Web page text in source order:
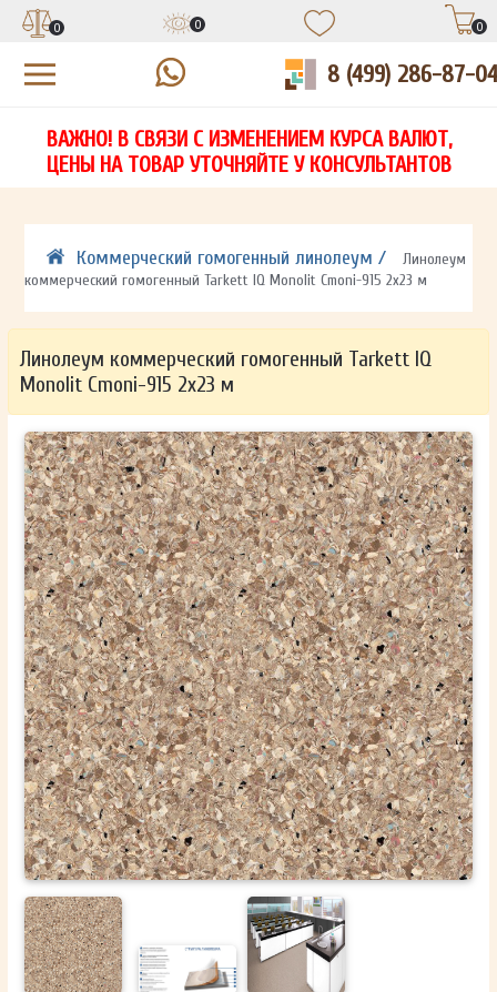
НА
СВЯЖЕТСЯ С ВАМИ В ТЕЧЕНИЕ 15 МИНУТ
ОТПРАВИТЬ
Ваши данные не будут переданы третьим лицам
ЗАПОЛНИТЕ ФОРМУ И НАШ МЕНЕДЖЕР
СВЯЖЕТСЯ С ВАМИ В ТЕЧЕНИЕ 15 МИНУТ
ОТПРАВИТЬ
Ваши данные не будут переданы третьим лицам
ЗАПОЛНИТЕ ФОРМУ И НАШ МЕНЕДЖЕР
СВЯЖЕТСЯ С ВАМИ В ТЕЧЕНИЕ 15 МИНУТ
ОТПРАВИТЬ
Ваши данные не будут переданы третьим лицам
0 0 0
8 (499) 286-87-04
ВАЖНО! В СВЯЗИ С ИЗМЕНЕНИЕМ КУРСА ВАЛЮТ,
ЦЕНЫ НА ТОВАР УТОЧНЯЙТЕ У КОНСУЛЬТАНТОВ
Коммерческий гомогенный линолеум /
Линолеум
коммерческий гомогенный Tarkett IQ Monolit Cmoni-915 2х23 м
Линолеум коммерческий гомогенный Tarkett IQ
Monolit Cmoni-915 2х23 м